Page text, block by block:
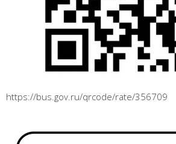
https://bus.gov.ru/qrcode/rate/356709